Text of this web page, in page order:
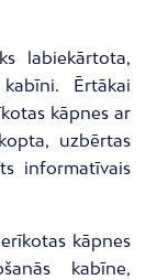
labiekārtota,
Ērtākai
kāpnes ar
uzbērtas
informatīvais
kāpnes
kabīne,